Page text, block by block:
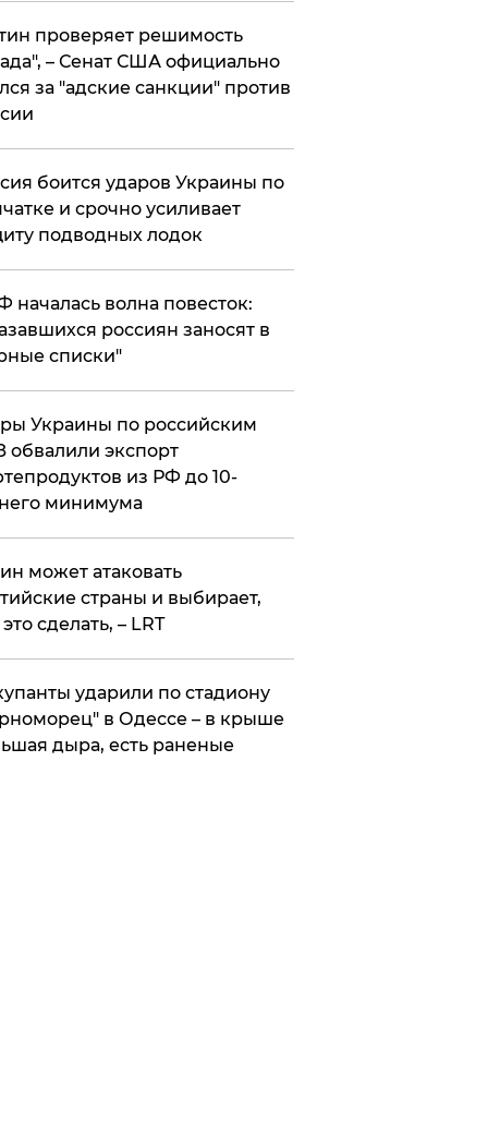
проверяет решимость
– Сенат США официально
за "адские санкции" против
боится ударов Украины по
и срочно усиливает
подводных лодок
началась волна повесток:
россиян заносят в
списки"
Украины по российским
обвалили экспорт
из РФ до 10-
минимума
может атаковать
страны и выбирает,
сделать, – LRT
ударили по стадиону
в Одессе – в крыше
дыра, есть раненые